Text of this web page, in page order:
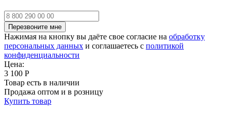
Нажимая на кнопку вы даёте свое согласие на обработку
персональных данных и соглашаетесь с политикой
конфиденциальности
Цена:
3 100 Р
Товар есть в наличии
Продажа оптом и в розницу
Купить товар